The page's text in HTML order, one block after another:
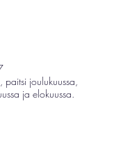
paitsi joulukuussa,
ja elokuussa.